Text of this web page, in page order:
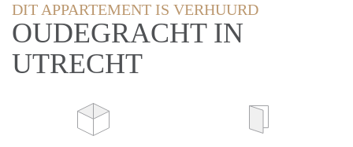
DIT APPARTEMENT IS VERHUURD
OUDEGRACHT IN
UTRECHT